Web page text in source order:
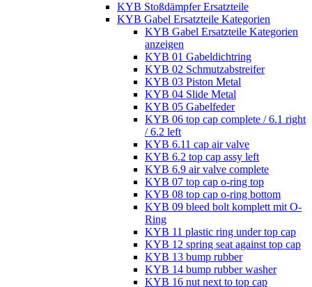
KYB Stoßdämpfer Ersatzteile
KYB Gabel Ersatzteile Kategorien
KYB Gabel Ersatzteile Kategorien
anzeigen
KYB 01 Gabeldichtring
KYB 02 Schmutzabstreifer
KYB 03 Piston Metal
KYB 04 Slide Metal
KYB 05 Gabelfeder
KYB 06 top cap complete / 6.1 right
/ 6.2 left
KYB 6.11 cap air valve
KYB 6.2 top cap assy left
KYB 6.9 air valve complete
KYB 07 top cap o-ring top
KYB 08 top cap o-ring bottom
KYB 09 bleed bolt komplett mit O-
Ring
KYB 11 plastic ring under top cap
KYB 12 spring seat against top cap
KYB 13 bump rubber
KYB 14 bump rubber washer
KYB 16 nut next to top cap